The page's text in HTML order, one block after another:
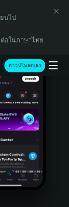
นไป
อในภาษาไทย
ดาวน์โหลดเลย